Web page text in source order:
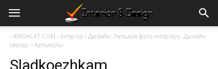
› IRADALAT.COM - Інтэр’ер і Дызайн. Лепшыя фота інтэр’еру. Дызайн
кватэр. › Артыкулы
Sladkoezhkam